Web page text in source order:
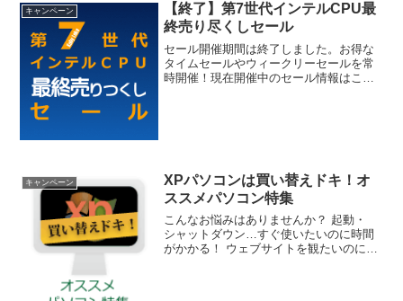
キャンペーン
【終了】第7世代インテルCPU最
終売り尽くしセール
セール開催期間は終了しました。お得な
タイムセールやウィークリーセールを常
時開催！現在開催中のセール情報はこち
キャンペーン
XPパソコンは買い替えドキ！オ
ススメパソコン特集
こんなお悩みはありませんか？ 起動・
シャットダウン…すぐ使いたいのに時間
がかかる！ ウェブサイトを観たいのに表